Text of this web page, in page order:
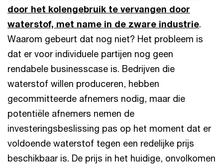
door het kolengebruik te vervangen door
waterstof, met name in de zware industrie.
Waarom gebeurt dat nog niet? Het probleem is
dat er voor individuele partijen nog geen
rendabele businesscase is. Bedrijven die
waterstof willen produceren, hebben
gecommitteerde afnemers nodig, maar die
potentiële afnemers nemen de
investeringsbeslissing pas op het moment dat er
voldoende waterstof tegen een redelijke prijs
beschikbaar is. De prijs in het huidige, onvolkomen